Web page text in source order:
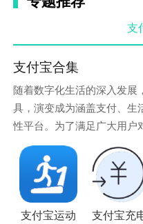
1.数据安全性高：软件
保障用户数据安全。
2. 兼容性广：支持安卓
求。
娱乐功能，如自定义搜
趣。
软件优势
支
支付宝合集
随着数字化生活的深入发展
具，演变成为涵盖支付、生
性平台。为了满足广大用户
和使用需求，我们特别推出
户提供一站式的支付宝及其
支付宝运动 支付宝充